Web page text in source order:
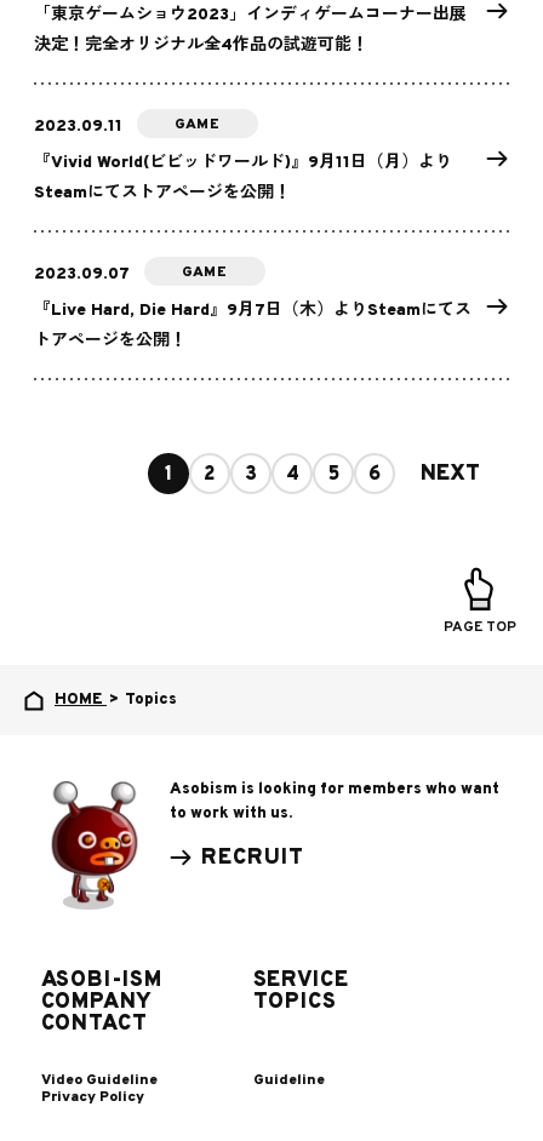
「東京ゲームショウ2023」インディゲームコーナー出展
決定！完全オリジナル全4作品の試遊可能！
2023.09.11 GAME
『Vivid World(ビビッドワールド)』9月11日（月）より
Steamにてストアページを公開！
2023.09.07 GAME
『Live Hard, Die Hard』9月7日（木）よりSteamにてス
トアページを公開！
1 2 3 4 5 6 NEXT
PAGE TOP
HOME > Topics
Asobism is looking for members who want
to work with us.
RECRUIT
ASOBI-ISM SERVICE
COMPANY TOPICS
CONTACT
Video Guideline
Guideline
Privacy Policy